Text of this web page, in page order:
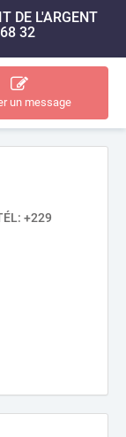
DE L'ARGENT
32
un message
+229